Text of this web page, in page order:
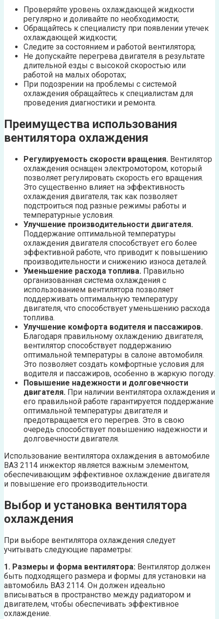
Проверяйте уровень охлаждающей жидкости
регулярно и доливайте по необходимости;
Обращайтесь к специалисту при появлении утечек
охлаждающей жидкости;
Следите за состоянием и работой вентилятора;
Не допускайте перегрева двигателя в результате
длительной езды с высокой скоростью или
работой на малых оборотах;
При подозрении на проблемы с системой
охлаждения обращайтесь к специалистам для
проведения диагностики и ремонта.
Преимущества использования
вентилятора охлаждения
Регулируемость скорости вращения. Вентилятор
охлаждения оснащен электромотором, который
позволяет регулировать скорость его вращения.
Это существенно влияет на эффективность
охлаждения двигателя, так как позволяет
подстроиться под разные режимы работы и
температурные условия.
Улучшение производительности двигателя.
Поддержание оптимальной температуры
охлаждения двигателя способствует его более
эффективной работе, что приводит к повышению
производительности и снижению износа деталей.
Уменьшение расхода топлива. Правильно
организованная система охлаждения с
использованием вентилятора позволяет
поддерживать оптимальную температуру
двигателя, что способствует уменьшению расхода
топлива.
Улучшение комфорта водителя и пассажиров.
Благодаря правильному охлаждению двигателя,
вентилятор способствует поддержанию
оптимальной температуры в салоне автомобиля.
Это позволяет создать комфортные условия для
водителя и пассажиров, особенно в жаркую погоду.
Повышение надежности и долговечности
двигателя. При наличии вентилятора охлаждения и
его правильной работе гарантируется поддержание
оптимальной температуры двигателя и
предотвращается его перегрев. Это в свою
очередь способствует повышению надежности и
долговечности двигателя.
Использование вентилятора охлаждения в автомобиле
ВАЗ 2114 инжектор является важным элементом,
обеспечивающим эффективное охлаждение двигателя
и повышение его производительности.
Выбор и установка вентилятора
охлаждения
При выборе вентилятора охлаждения следует
учитывать следующие параметры:
1. Размеры и форма вентилятора: Вентилятор должен
быть подходящего размера и формы для установки на
автомобиль ВАЗ 2114. Он должен идеально
вписываться в пространство между радиатором и
двигателем, чтобы обеспечивать эффективное
охлаждение.